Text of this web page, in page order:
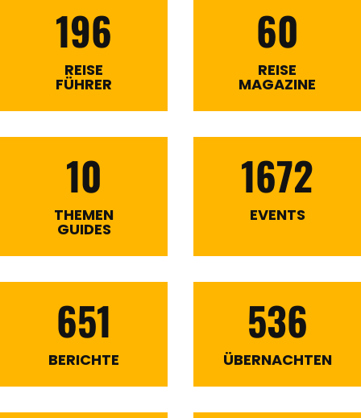
196
REISE
FÜHRER
60
REISE
MAGAZINE
10
THEMEN
GUIDES
1672
EVENTS
651
BERICHTE
536
ÜBERNACHTEN